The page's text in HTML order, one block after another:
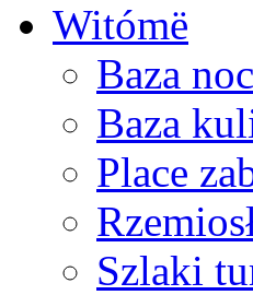
Witómë
Baza
Baza
Place
Szlaki